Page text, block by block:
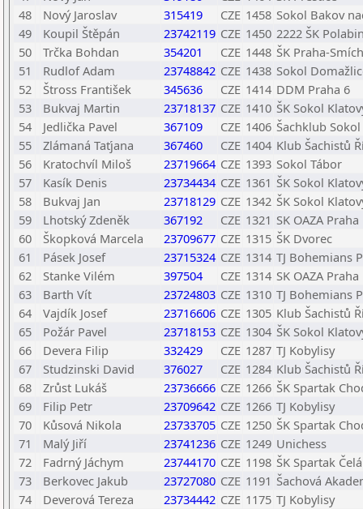
48
Nový Jaroslav 315419 CZE 1458 Sokol Bakov
49
Koupil Štěpán 23742119 CZE 1450 2222 ŠK
50
Trčka Bohdan 354201 CZE 1448 ŠK Praha-
51
Rudlof Adam 23748842 CZE 1438 Sokol
52
Štross František 345636 CZE 1414 DDM Praha 6
53
Bukvaj Martin 23718137 CZE 1410 ŠK Sokol
54
Jedlička Pavel 367109 CZE 1406 Šachklub Sokol
55
Zlámaná Taťjana 367460 CZE 1404 Klub Šachistů
56
Kratochvíl Miloš 23719664 CZE 1393 Sokol Tábor
57
Kasík Denis 23734434 CZE 1361 ŠK Sokol
58
Bukvaj Jan 23718129 CZE 1342 ŠK Sokol
59
Lhotský Zdeněk 367192 CZE 1321 SK OAZA Praha
60
Škopková Marcela 23709677 CZE 1315 ŠK Dvorec
61
Pásek Josef 23715324 CZE 1314 TJ Bohemians
62
Stanke Vilém 397504 CZE 1314 SK OAZA Praha
63
Barth Vít 23724803 CZE 1310 TJ Bohemians
64
Vajdík Josef 23716606 CZE 1305 Klub Šachistů
65
Požár Pavel 23718153 CZE 1304 ŠK Sokol
66
Devera Filip 332429 CZE 1287 TJ Kobylisy
67
Studzinski David 376027 CZE 1284 Klub Šachistů
68
Zrůst Lukáš 23736666 CZE 1266 ŠK Spartak
69
Filip Petr 23709642 CZE 1266 TJ Kobylisy
70
Kůsová Nikola 23733705 CZE 1250 ŠK Spartak
71
Malý Jiří 23741236 CZE 1249 Unichess
72
Fadrný Jáchym 23744170 CZE 1198 ŠK Spartak
73
Berkovec Jakub 23727080 CZE 1191 Šachová
74
Deverová Tereza 23734442 CZE 1175 TJ Kobylisy